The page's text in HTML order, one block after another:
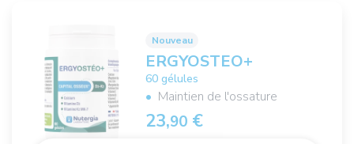
Nouveau
ERGYOSTEO+
60 gélules
Maintien de l'ossature
23,90 €